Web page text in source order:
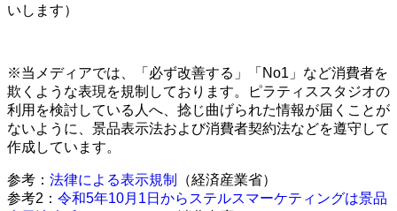
いします）
※当メディアでは、「必ず改善する」「No1」など消費者を
欺くような表現を規制しております。ピラティススタジオの
利用を検討している人へ、捻じ曲げられた情報が届くことが
ないように、景品表示法および消費者契約法などを遵守して
作成しています。
参考： 法律による表示規制
（経済産業省）
参考2： 令和5年10月1日からステルスマーケティングは景品